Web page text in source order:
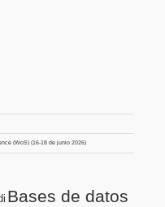
(WoS) (16-18 de junio 2026)
Bases de datos